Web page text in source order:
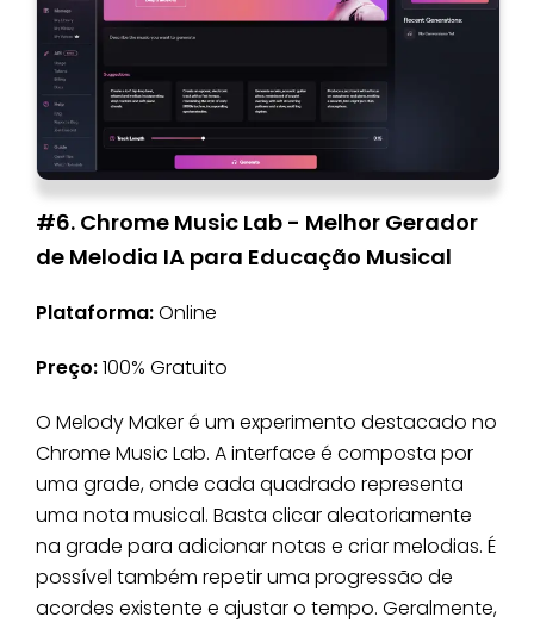
#6. Chrome Music Lab - Melhor Gerador
de Melodia IA para Educação Musical
Plataforma:Online
Preço:100% Gratuito
O Melody Maker é um experimento destacado no
Chrome Music Lab. A interface é composta por
uma grade, onde cada quadrado representa
uma nota musical. Basta clicar aleatoriamente
na grade para adicionar notas e criar melodias. É
possível também repetir uma progressão de
acordes existente e ajustar o tempo. Geralmente,